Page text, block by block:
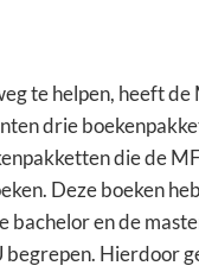
te helpen, heeft de
drie
die de
Deze boeken
en de
Hierdoor